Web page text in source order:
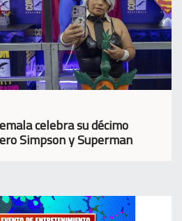
celebra su décimo
Simpson y Superman